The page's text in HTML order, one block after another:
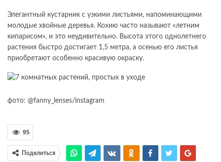
Элегантный кустарник с узкими листьями, напоминающими
молодые хвойные деревья. Кохию часто называют «летним
кипарисом», и это неудивительно. Высота этого однолетнего
растения быстро достигает 1,5 метра, а осенью его листья
приобретают особенно красивую окраску.
фото: @fanny_lenses/instagram
95
Поделиться